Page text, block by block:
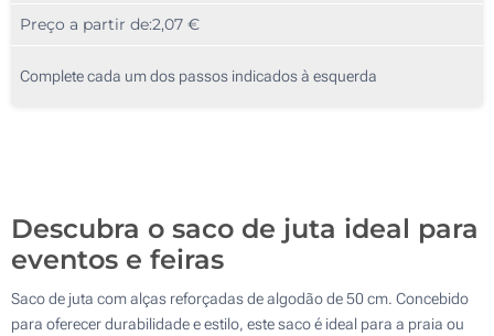
20
50
Preço a partir de:2,07 €
Complete cada um dos passos indicados à esquerda
Descubra o saco de juta ideal para
eventos e feiras
Saco de juta com alças reforçadas de algodão de 50 cm. Concebido
para oferecer durabilidade e estilo, este saco é ideal para a praia ou